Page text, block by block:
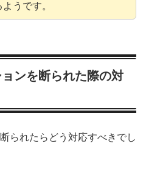
うです。
ンを断られた際の対
られたらどう対応すべきでし